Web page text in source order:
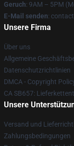
Geruch: 9AM – 5PM
E-Mail senden:
Unsere Firma
Über uns
Allgemeine
Datenschutzrichtlinien
DMCA - Copyright
CA SB657:
Unsere
Versand und
Zahlungsbedingungen